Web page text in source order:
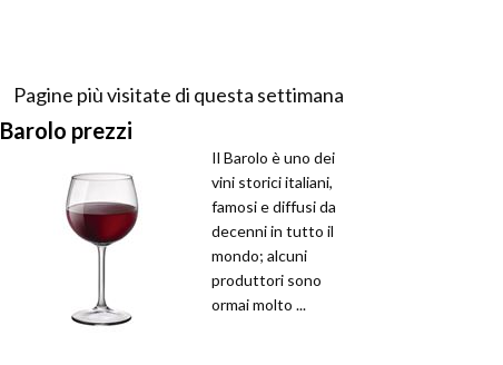
Pagine più visitate di questa settimana
Barolo prezzi
Il Barolo è uno dei
vini storici italiani,
famosi e diffusi da
decenni in tutto il
mondo; alcuni
produttori sono
ormai molto ...